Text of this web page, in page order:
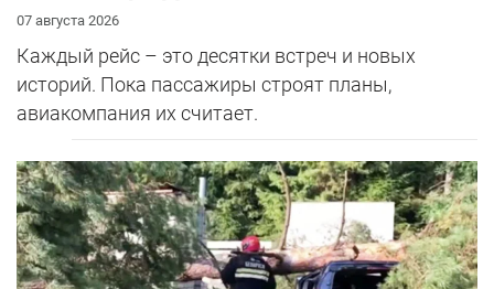
07 августа 2026
Каждый рейс – это десятки встреч и новых
историй. Пока пассажиры строят планы,
авиакомпания их считает.